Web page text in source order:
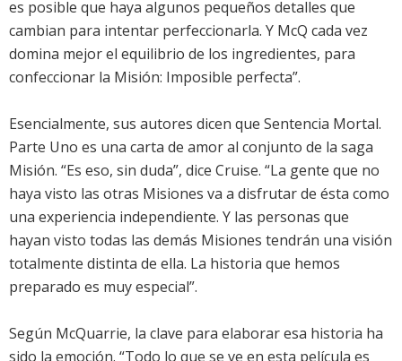
es posible que haya algunos pequeños detalles que
cambian para intentar perfeccionarla. Y McQ cada vez
domina mejor el equilibrio de los ingredientes, para
confeccionar la Misión: Imposible perfecta”.
Esencialmente, sus autores dicen que Sentencia Mortal.
Parte Uno es una carta de amor al conjunto de la saga
Misión. “Es eso, sin duda”, dice Cruise. “La gente que no
haya visto las otras Misiones va a disfrutar de ésta como
una experiencia independiente. Y las personas que
hayan visto todas las demás Misiones tendrán una visión
totalmente distinta de ella. La historia que hemos
preparado es muy especial”.
Según McQuarrie, la clave para elaborar esa historia ha
sido la emoción. “Todo lo que se ve en esta película es